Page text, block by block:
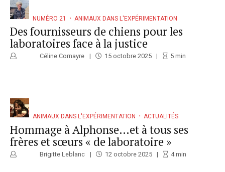
NUMÉRO 21 ANIMAUX DANS L'EXPÉRIMENTATION
Des fournisseurs de chiens pour les
laboratoires face à la justice
Céline Cornayre 15 octobre 2025 5min
ANIMAUX DANS L'EXPÉRIMENTATION ACTUALITÉS
Hommage à Alphonse…et à tous ses
frères et sœurs « de laboratoire »
Brigitte Leblanc 12 octobre 2025 4min